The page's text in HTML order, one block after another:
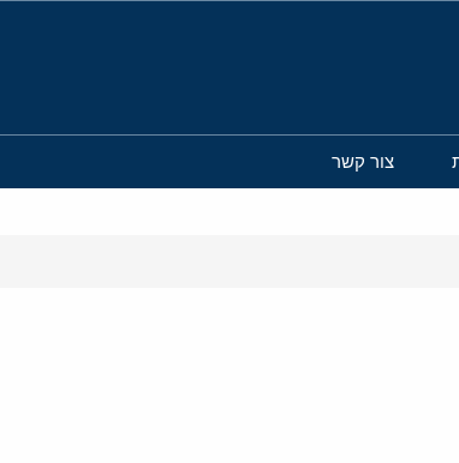
צור קשר